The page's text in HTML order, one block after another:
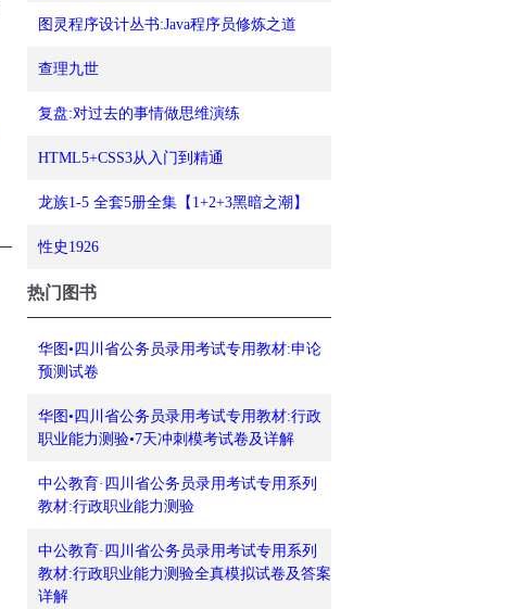
图灵程序设计丛书:Java程序员修炼之道
查理九世
复盘:对过去的事情做思维演练
HTML5+CSS3从入门到精通
龙族1-5 全套5册全集【1+2+3黑暗之潮】
性史1926
热门图书
华图•四川省公务员录用考试专用教材:申论
预测试卷
华图•四川省公务员录用考试专用教材:行政
职业能力测验•7天冲刺模考试卷及详解
中公教育·四川省公务员录用考试专用系列
教材:行政职业能力测验
中公教育·四川省公务员录用考试专用系列
教材:行政职业能力测验全真模拟试卷及答案
详解